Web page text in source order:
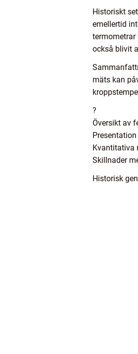
Historiskt
emellertid
termometrar
också blivit
mäts kan
?
Översikt av
Kvantitativa
Skillnader
Historisk